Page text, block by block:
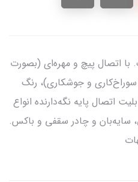
اتصال پیچ و مهره‌ای (بصورت
سوراخ‌کاری و جوشکاری)، رنگ
اتصال پایه نگه‌دارنده انواع
سایه‌بان و چادر سقفی و باکس.